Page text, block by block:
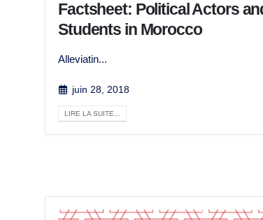
Factsheet: Political Actors
Students in Morocco
Alleviatin...
juin 28, 2018
LIRE LA SUITE...